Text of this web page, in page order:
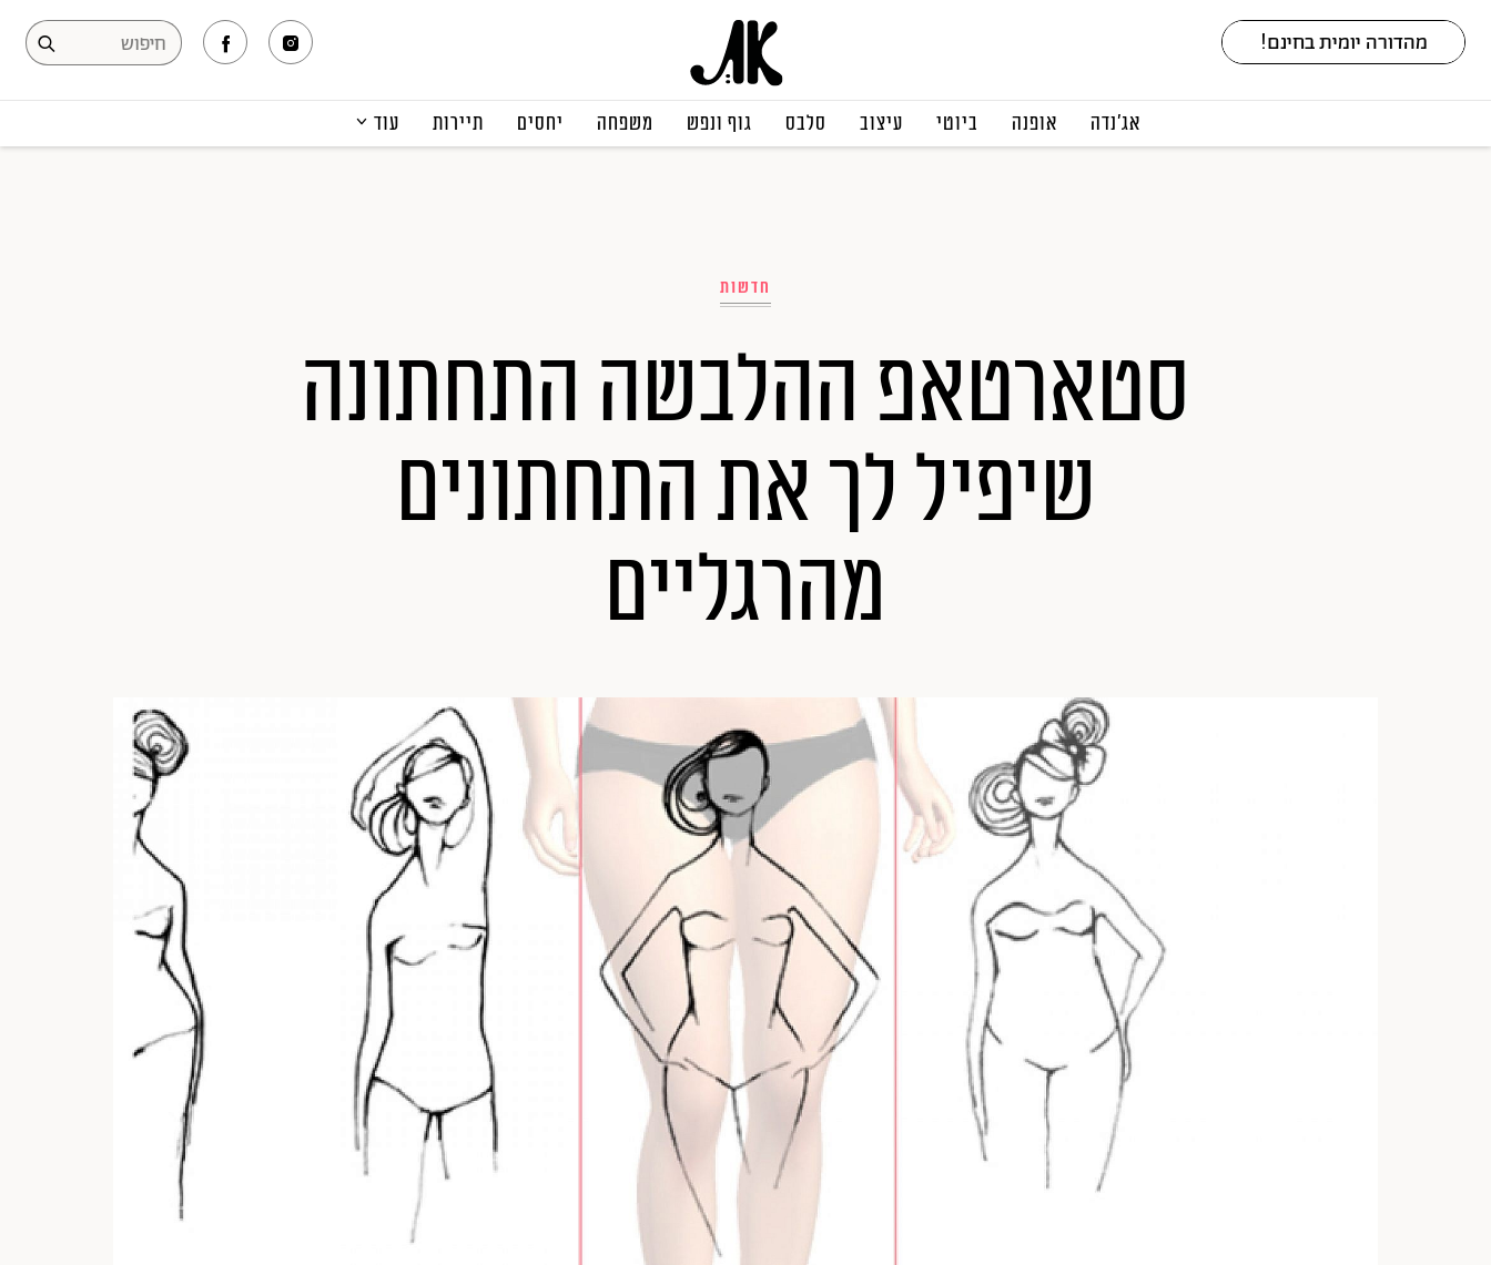
אג׳נדה אופנה ביוטי עיצוב סלבס גוף ונפש משפחה יחסים תיירות עוד
חדשות
סטארטאפ ההלבשה התחתונה
שיפיל לך את התחתונים
מהרגליים